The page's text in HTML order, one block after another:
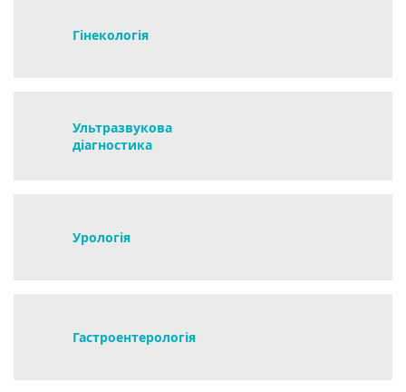
Гінекологія
Ультразвукова
діагностика
Урологія
Гастроентерологія